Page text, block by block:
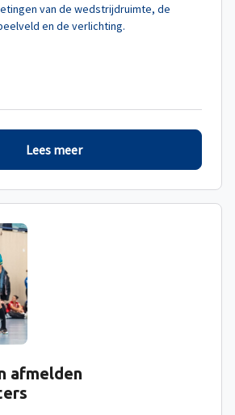
van de wedstrijdruimte, de
en de verlichting.
Lees meer
afmelden